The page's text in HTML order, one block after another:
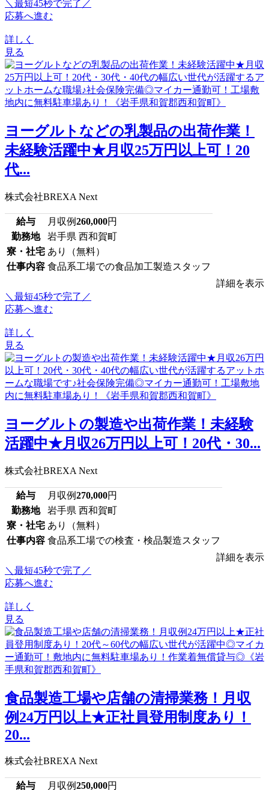
＼最短45秒で完了／
応募へ進む
詳しく
見る
ヨーグルトなどの乳製品の出荷作業！
未経験活躍中★月収25万円以上可！20
代...
株式会社BREXA Next
給与 月収例260,000円
勤務地
岩手県 西和賀町
寮・社宅 あり（無料）
仕事内容 食品系工場での食品加工製造スタッフ
詳細を表示
＼最短45秒で完了／
応募へ進む
詳しく
見る
ヨーグルトの製造や出荷作業！未経験
活躍中★月収26万円以上可！20代・30...
株式会社BREXA Next
給与 月収例270,000円
勤務地
岩手県 西和賀町
寮・社宅 あり（無料）
仕事内容 食品系工場での検査・検品製造スタッフ
詳細を表示
＼最短45秒で完了／
応募へ進む
詳しく
見る
食品製造工場や店舗の清掃業務！月収
例24万円以上★正社員登用制度あり！
20...
株式会社BREXA Next
給与 月収例250,000円